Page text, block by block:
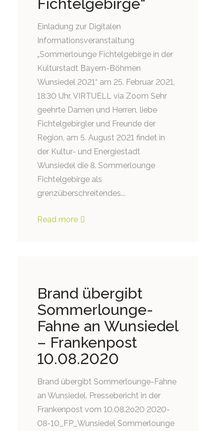
Fichtelgebirge“
Einladung zur Digitalen
Informationsveranstaltung
„Sommerlounge Fichtelgebirge in der
Kulturstadt Bayern-Böhmen
Wunsiedel 2021“ am 25. Februar 2021,
18:30 Uhr, VIRTUELL via Zoom Sehr
geehrte Damen und Herren, liebe
Fichtelgebirgler und Freunde der
Region, am 5. August 2021 findet in
der Kultur- und Energiestadt
Wunsiedel die 8. Sommerlounge
Fichtelgebirge als
grenzüberschreitendes...
Read more
Brand übergibt
Sommerlounge-
Fahne an Wunsiedel
– Frankenpost
10.08.2020
Brand übergibt Sommerlounge-Fahne
an Wunsiedel. Pressebericht in der
Frankenpost vom 10.08.2o20 2020-
08-10_FP_Wunsiedel Sommerlounge